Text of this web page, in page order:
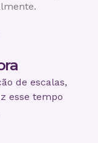
de escalas,
esse tempo